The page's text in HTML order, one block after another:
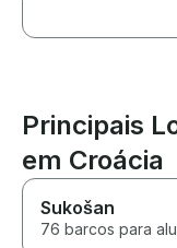
Principais
em Croácia
Sukošan
76 barcos para